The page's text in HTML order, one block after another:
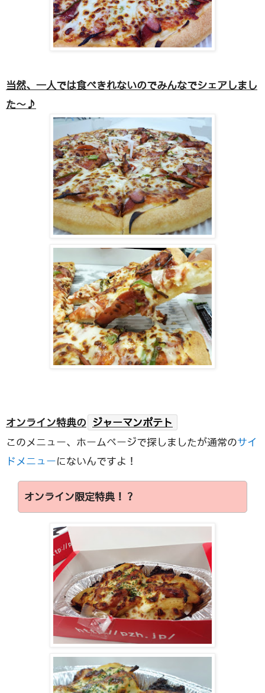
当然、一人では食べきれないのでみんなでシェアしまし
た～♪
オンライン特典の ジャーマンポテト
このメニュー、ホームページで探しましたが通常のサイ
ドメニューにないんですよ！
オンライン限定特典！？